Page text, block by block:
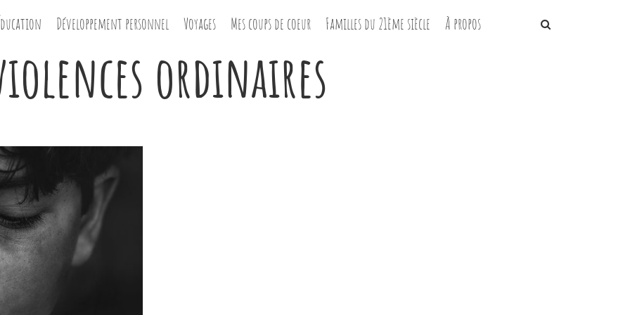
Développement personnel Voyages Mes coups de coeur Familles du 21ème siècle À propos
ordinaires